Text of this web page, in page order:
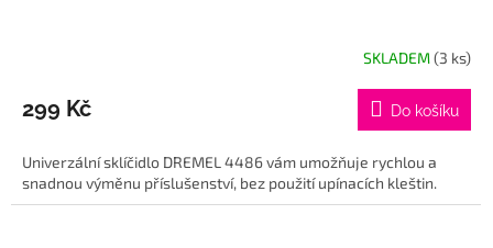
SKLADEM(3 ks)
299 Kč Do košíku
Univerzální sklíčidlo DREMEL 4486 vám umožňuje rychlou a
snadnou výměnu příslušenství, bez použití upínacích kleštin.